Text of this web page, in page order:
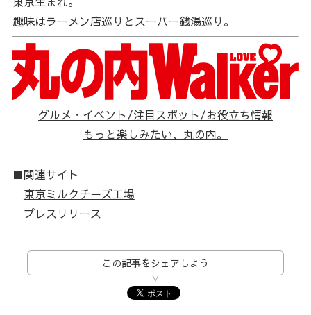
趣味はラーメン店巡りとスーパー銭湯巡り。
グルメ・イベント/注目スポット/お役立ち情報
もっと楽しみたい、丸の内。
■関連サイト
東京ミルクチーズ工場
プレスリリース
この記事をシェアしよう